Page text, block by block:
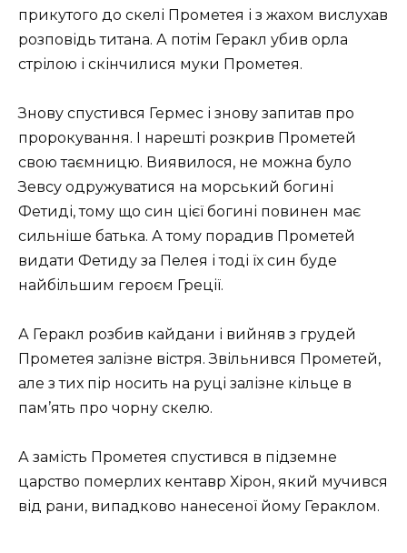
прикутого до скелі Прометея і з жахом вислухав
розповідь титана. А потім Геракл убив орла
стрілою і скінчилися муки Прометея.
Знову спустився Гермес і знову запитав про
пророкування. І нарешті розкрив Прометей
свою таємницю. Виявилося, не можна було
Зевсу одружуватися на морський богині
Фетиді, тому що син цієї богині повинен має
сильніше батька. А тому порадив Прометей
видати Фетиду за Пелея і тоді їх син буде
найбільшим героєм Греції.
А Геракл розбив кайдани і вийняв з грудей
Прометея залізне вістря. Звільнився Прометей,
але з тих пір носить на руці залізне кільце в
пам’ять про чорну скелю.
А замість Прометея спустився в підземне
царство померлих кентавр Хірон, який мучився
від рани, випадково нанесеної йому Гераклом.